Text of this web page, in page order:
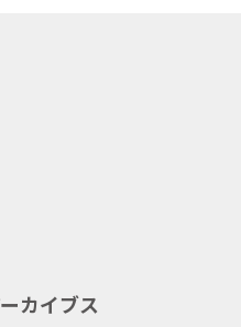
カイブス